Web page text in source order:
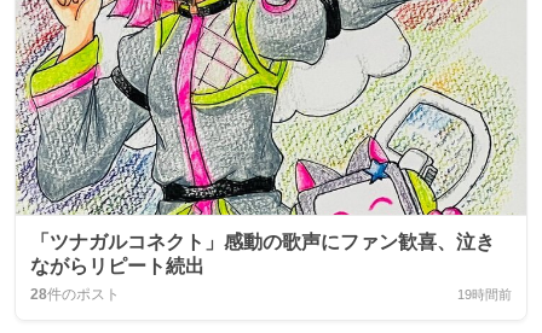
「ツナガルコネクト」感動の歌声にファン歓喜、泣き
ながらリピート続出
28件のポスト 19時間前